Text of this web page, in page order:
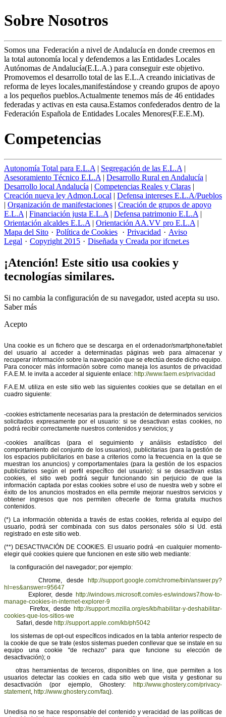
Sobre Nosotros
Somos una Federación a nivel de Andalucía en donde creemos en
la total autonomía local y defendemos a las Entidades Locales
Autónomas de Andalucía(E.L.A.) para conseguir este objetivo.
Promovemos el desarrollo total de las E.L.A creando iniciativas de
reforma de leyes locales,manifestándose y creando grupos de apoyo
a los pequeños pueblos.Actualmente tenemos más de 46 entidades
federadas y activas en esta causa.Estamos confederados dentro de la
Federación Española de Entidades Locales Menores(F.E.E.M).
Competencias
Autonomía Total para E.L.A | Segregación de las E.L.A |
Asesoramiento Técnico E.L.A | Desarrollo Rural en Andalucía |
Desarrollo local Andalucía | Competencias Reales y Claras |
Creación nueva ley Admon.Local | Defensa intereses E.L.A/Pueblos
| Organización de manifestaciones | Creación de grupos de apoyo
E.L.A | Financiación justa E.L.A | Defensa patrimonio E.L.A |
Orientación alcaldes E.L.A | Orientación AA.VV pro E.L.A |
Mapa del Sito · Política de Cookies · Privacidad · Aviso
Legal · Copyright 2015 · Diseñada y Creada por ifcnet.es
¡Atención! Este sitio usa cookies y
tecnologías similares.
Si no cambia la configuración de su navegador, usted acepta su uso.
Saber más
Acepto
Una cookie es un fichero que se descarga en el ordenador/smartphone/tablet
del usuario al acceder a determinadas páginas web para almacenar y
recuperar información sobre la navegación que se efectúa desde dicho equipo.
Para conocer más información sobre como maneja los asuntos de privacidad
F.A.E.M. le invita a acceder al siguiente enlace: http://www.faem.es/privacidad
F.A.E.M. utiliza en este sitio web las siguientes cookies que se detallan en el
cuadro siguiente:
-cookies estrictamente necesarias para la prestación de determinados servicios
solicitados expresamente por el usuario: si se desactivan estas cookies, no
podrá recibir correctamente nuestros contenidos y servicios; y
-cookies analíticas (para el seguimiento y análisis estadístico del
comportamiento del conjunto de los usuarios), publicitarias (para la gestión de
los espacios publicitarios en base a criterios como la frecuencia en la que se
muestran los anuncios) y comportamentales (para la gestión de los espacios
publicitarios según el perfil específico del usuario): si se desactivan estas
cookies, el sitio web podrá seguir funcionando sin perjuicio de que la
información captada por estas cookies sobre el uso de nuestra web y sobre el
éxito de los anuncios mostrados en ella permite mejorar nuestros servicios y
obtener ingresos que nos permiten ofrecerle de forma gratuita muchos
contenidos.
(*) La información obtenida a través de estas cookies, referida al equipo del
usuario, podrá ser combinada con sus datos personales sólo si Ud. está
registrado en este sitio web.
(**) DESACTIVACIÓN DE COOKIES. El usuario podrá -en cualquier momento-
elegir qué cookies quiere que funcionen en este sitio web mediante:
la configuración del navegador; por ejemplo:
Chrome, desde
http://support.google.com/chrome/bin/answer.py?
hl=es&answer=95647
Explorer, desde http://windows.microsoft.com/es-es/windows7/how-to-
manage-cookies-in-internet-explorer-9
Firefox, desde http://support.mozilla.org/es/kb/habilitar-y-deshabilitar-
cookies-que-los-sitios-we
Safari, desde http://support.apple.com/kb/ph5042
los sistemas de opt-out específicos indicados en la tabla anterior respecto de
la cookie de que se trate (estos sistemas pueden conllevar que se instale en su
equipo una cookie "de rechazo" para que funcione su elección de
desactivación); o
otras herramientas de terceros, disponibles on line, que permiten a los
usuarios detectar las cookies en cada sitio web que visita y gestionar su
desactivación (por ejemplo, Ghostery:
http://www.ghostery.com/privacy-
statement, http://www.ghostery.com/faq).
Unedisa no se hace responsable del contenido y veracidad de las políticas de